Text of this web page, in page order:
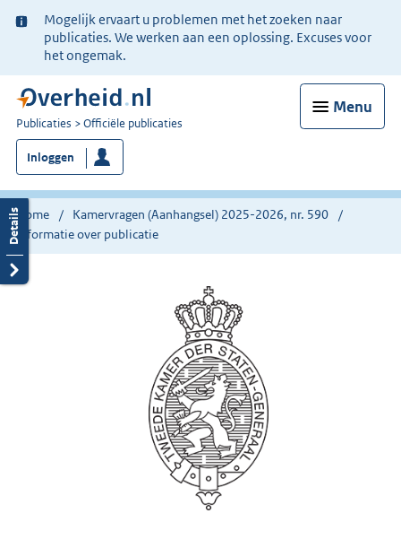
Ter
informatie:
Mogelijk ervaart u problemen met het zoeken naar
publicaties. We werken aan een oplossing. Excuses voor
het ongemak.
Menu
U
bent
nu
hier:
Publicaties Officiële publicaties
Inloggen
Home
Kamervragen (Aanhangsel) 2025-2026, nr. 590
Informatie over publicatie